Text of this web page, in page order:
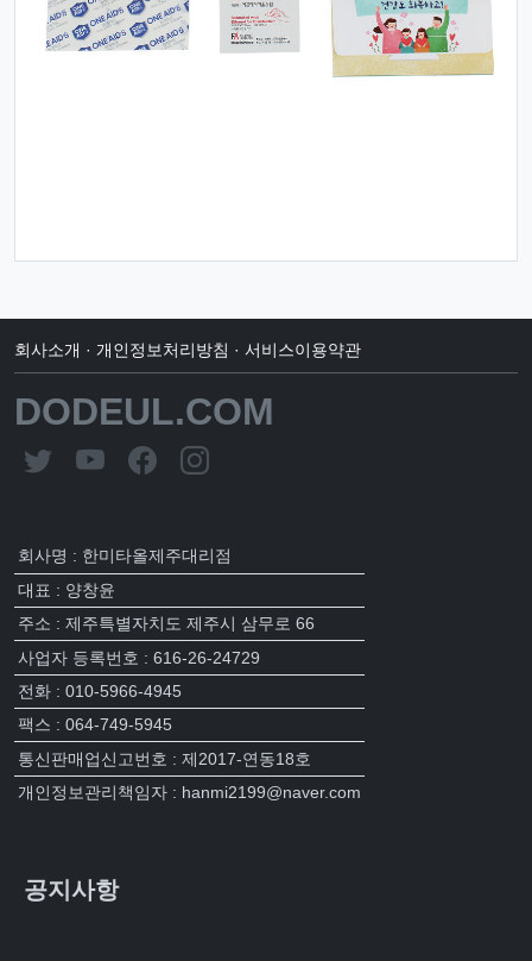
회사소개 · 개인정보처리방침 · 서비스이용약관
DODEUL.COM
회사명 : 한미타올제주대리점
대표 : 양창윤
주소 : 제주특별자치도 제주시 삼무로 66
사업자 등록번호 : 616-26-24729
전화 : 010-5966-4945
팩스 : 064-749-5945
통신판매업신고번호 : 제2017-연동18호
개인정보관리책임자 : hanmi2199@naver.com
공지사항